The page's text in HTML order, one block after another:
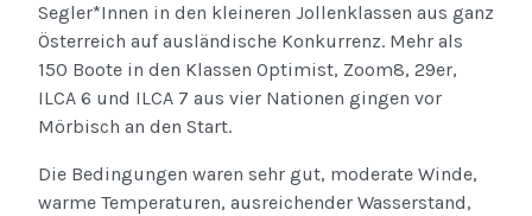
Segler*Innen in den kleineren Jollenklassen aus ganz
Österreich auf ausländische Konkurrenz. Mehr als
150 Boote in den Klassen Optimist, Zoom8, 29er,
ILCA 6 und ILCA 7 aus vier Nationen gingen vor
Mörbisch an den Start.
Die Bedingungen waren sehr gut, moderate Winde,
warme Temperaturen, ausreichender Wasserstand,